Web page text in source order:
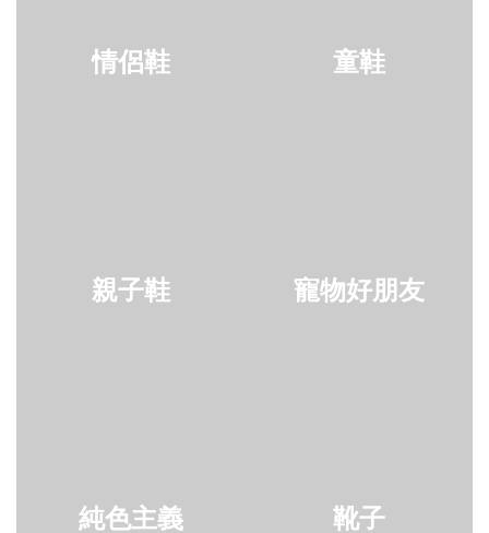
情侶鞋 童鞋
親子鞋 寵物好朋友
純色主義 靴子